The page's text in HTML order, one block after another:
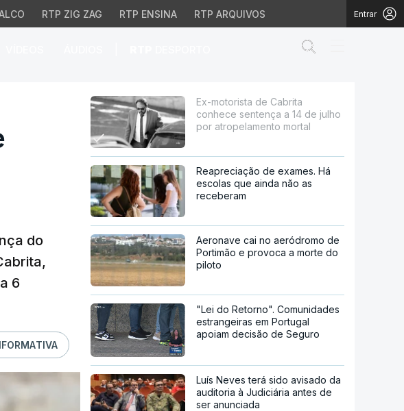
RTP ZIG ZAG RTP ENSINA RTP ARQUIVOS Entrar
a 14 de julho por
do
6
Ex-motorista de Cabrita
conhece sentença a 14 de julho
por atropelamento mortal
Reapreciação de exames. Há
escolas que ainda não as
receberam
Aeronave cai no aeródromo de
Portimão e provoca a morte do
piloto
"Lei do Retorno". Comunidades
estrangeiras em Portugal
apoiam decisão de Seguro
Luís Neves terá sido avisado da
auditoria à Judiciária antes de
ser anunciada